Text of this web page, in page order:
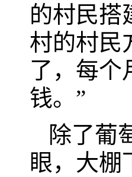
的村民搭
村的村民
了，每个
钱。”
除了葡
眼，大棚